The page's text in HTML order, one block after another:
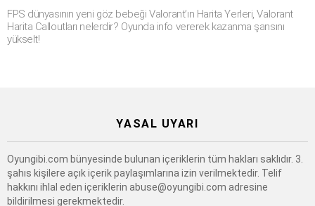
FPS dünyasının yeni göz bebeği Valorant’ın Harita Yerleri, Valorant
Harita Calloutları nelerdir? Oyunda info vererek kazanma şansını
yükselt!
YASAL UYARI
Oyungibi.com bünyesinde bulunan içeriklerin tüm hakları saklıdır. 3.
şahıs kişilere açık içerik paylaşımlarına izin verilmektedir. Telif
hakkını ihlal eden içeriklerin abuse@oyungibi.com adresine
bildirilmesi gerekmektedir.